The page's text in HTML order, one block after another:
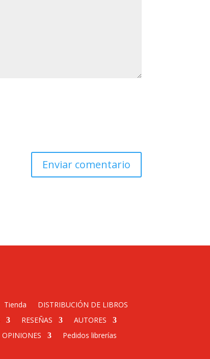
Tienda
DISTRIBUCIÓN DE LIBROS
RESEÑAS
AUTORES
OPINIONES
Pedidos librerías